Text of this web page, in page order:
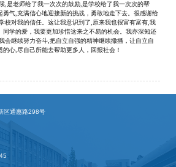
,是老师给了我一次次的鼓励,是学校给了我一次次的帮
勇气,充满信心地迎接新的挑战，勇敢地走下去。很感谢给
校对我的信任。这让我意识到了,原来我也很富有富有,我
同学的爱，我要更加珍惜这来之不易的机会。我亦深知还
会继续努力奋斗,把自立自强的精神继续撒播，让自立自
心,尽自己所能去帮助更多人，回报社会！
区通惠路298号